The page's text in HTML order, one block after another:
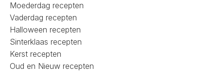
Moederdag recepten
Vaderdag recepten
Halloween recepten
Sinterklaas recepten
Kerst recepten
Oud en Nieuw recepten